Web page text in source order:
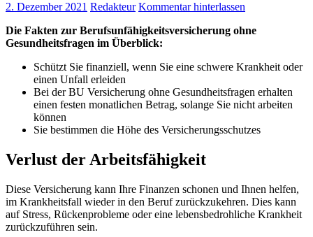
2. Dezember 2021 Redakteur Kommentar hinterlassen
Die Fakten zur Berufsunfähigkeitsversicherung ohne
Gesundheitsfragen im Überblick:
Schützt Sie finanziell, wenn Sie eine schwere Krankheit oder
einen Unfall erleiden
Bei der BU Versicherung ohne Gesundheitsfragen erhalten
einen festen monatlichen Betrag, solange Sie nicht arbeiten
können
Sie bestimmen die Höhe des Versicherungsschutzes
Verlust der Arbeitsfähigkeit
Diese Versicherung kann Ihre Finanzen schonen und Ihnen helfen,
im Krankheitsfall wieder in den Beruf zurückzukehren. Dies kann
auf Stress, Rückenprobleme oder eine lebensbedrohliche Krankheit
zurückzuführen sein.